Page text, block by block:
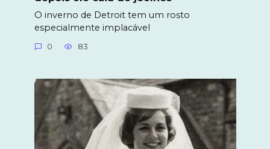
O inverno de Detroit tem um rosto
especialmente implacável
0 83